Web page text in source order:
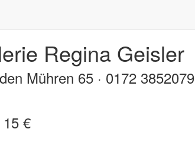
Regina Geisler
Mühren 65 · 0172 3852079
€